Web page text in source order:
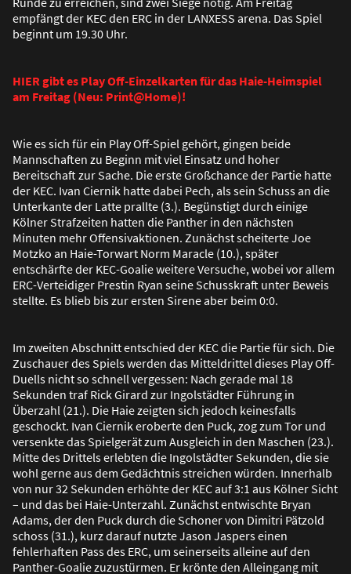
empfängt der KEC den ERC in der LANXESS arena. Das Spiel
beginnt um 19.30 Uhr.
HIER gibt es Play Off-Einzelkarten für das Haie-Heimspiel
am Freitag (Neu: Print@Home)!
Wie es sich für ein Play Off-Spiel gehört, gingen beide
Mannschaften zu Beginn mit viel Einsatz und hoher
Bereitschaft zur Sache. Die erste Großchance der Partie hatte
der KEC. Ivan Ciernik hatte dabei Pech, als sein Schuss an die
Unterkante der Latte prallte (3.). Begünstigt durch einige
Kölner Strafzeiten hatten die Panther in den nächsten
Minuten mehr Offensivaktionen. Zunächst scheiterte Joe
Motzko an Haie-Torwart Norm Maracle (10.), später
entschärfte der KEC-Goalie weitere Versuche, wobei vor allem
ERC-Verteidiger Prestin Ryan seine Schusskraft unter Beweis
stellte. Es blieb bis zur ersten Sirene aber beim 0:0.
Im zweiten Abschnitt entschied der KEC die Partie für sich. Die
Zuschauer des Spiels werden das Mitteldrittel dieses Play Off-
Duells nicht so schnell vergessen: Nach gerade mal 18
Sekunden traf Rick Girard zur Ingolstädter Führung in
Überzahl (21.). Die Haie zeigten sich jedoch keinesfalls
geschockt. Ivan Ciernik eroberte den Puck, zog zum Tor und
versenkte das Spielgerät zum Ausgleich in den Maschen (23.).
Mitte des Drittels erlebten die Ingolstädter Sekunden, die sie
wohl gerne aus dem Gedächtnis streichen würden. Innerhalb
von nur 32 Sekunden erhöhte der KEC auf 3:1 aus Kölner Sicht
– und das bei Haie-Unterzahl. Zunächst entwischte Bryan
Adams, der den Puck durch die Schoner von Dimitri Pätzold
schoss (31.), kurz darauf nutzte Jason Jaspers einen
fehlerhaften Pass des ERC, um seinerseits alleine auf den
Panther-Goalie zuzustürmen. Er krönte den Alleingang mit